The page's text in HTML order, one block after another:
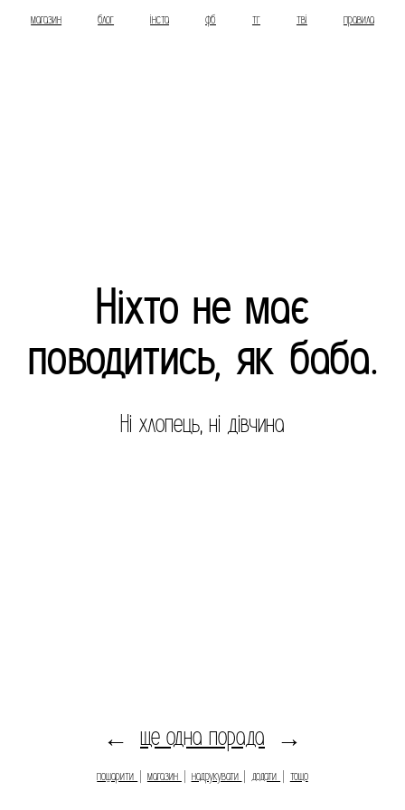
магазин блог інста фб тг тві правила
Ніхто не має
поводитись, як баба.
Ні хлопець, ні дівчина
← ще одна порада →
пошарити магазин надрукувати додати тощо